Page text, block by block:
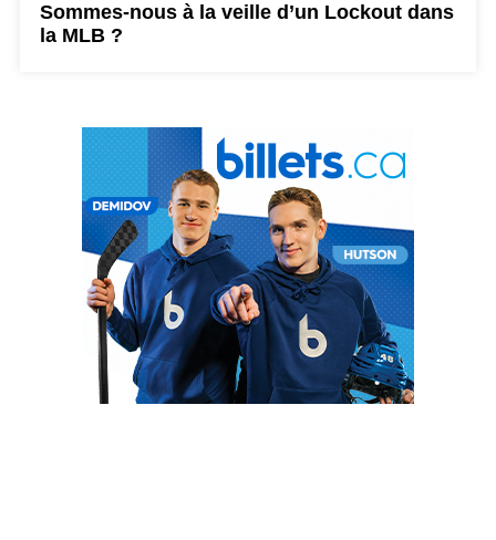
Sommes-nous à la veille d’un Lockout dans
la MLB ?